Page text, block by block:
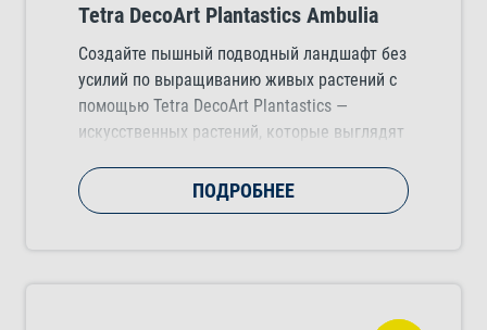
Tetra DecoArt Plantastics Ambulia
Создайте пышный подводный ландшафт без
усилий по выращиванию живых растений с
помощью Tetra DecoArt Plantastics —
искусственных растений, которые выглядят
структуру в любой тропический,
холодноводный или морской аквариум.
ПОДРОБНЕЕ